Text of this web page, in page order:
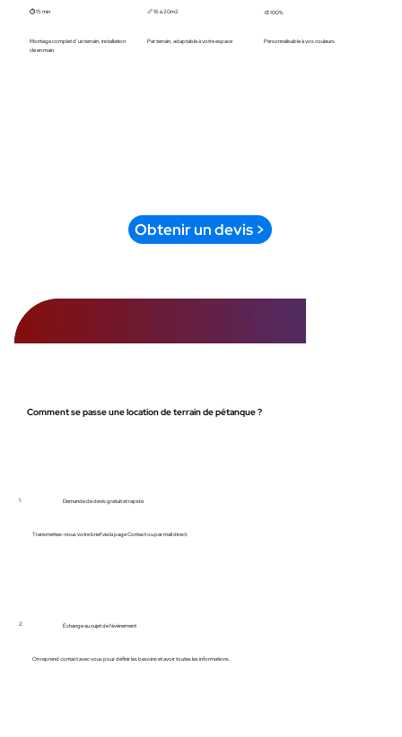
⏱️ 15 min
Montage complet d’un terrain, installation
clé en main
📏 16 à 20m2
Par terrain, adaptable à votre espace
🎨 100%
Personnalisable à vos couleurs
Obtenir un devis >
Comment se passe une location de terrain de pétanque ?
1. Demande de devis gratuit et rapide
Transmettez-nous votre brief via la page Contact ou par mail direct.
2. Échange au sujet de l'évènement
On reprend contact avec vous pour définir les besoins et avoir toutes les informations.